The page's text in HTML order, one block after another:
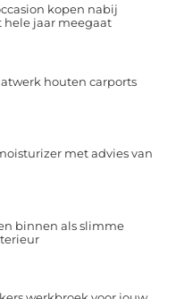
kopen nabij
hele jaar meegaat
houten carports
met advies van
binnen als slimme